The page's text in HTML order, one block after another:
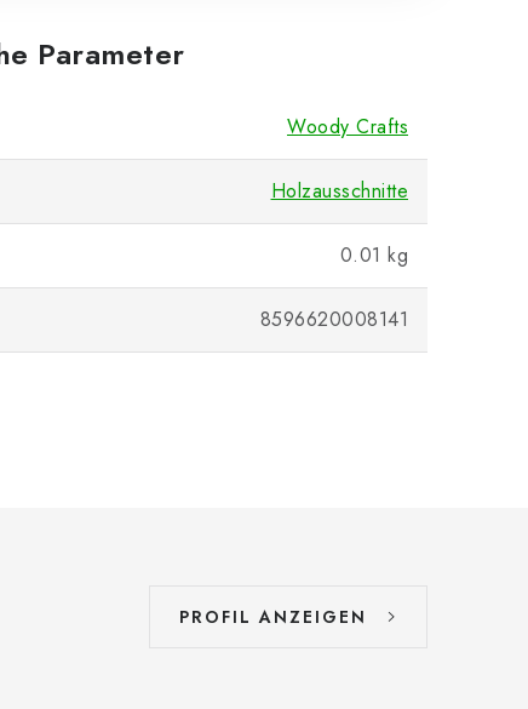
Parameter
Woody Crafts
Holzausschnitte
0.01 kg
8596620008141
PROFIL ANZEIGEN